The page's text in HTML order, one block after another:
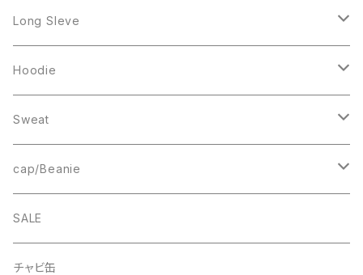
Mesh Tanktop
Sweat
Fleece
Smock
FB CAP
Long Sleve
Square Logo
1st ARCH
cheer
bee(r)
Smile
Hoodie
College Logo
Square Logo
Box Logo
Sweat
College Logo
Box Logo
“C”
cap/Beanie
Wappen Beanie
SALE
チャビ缶